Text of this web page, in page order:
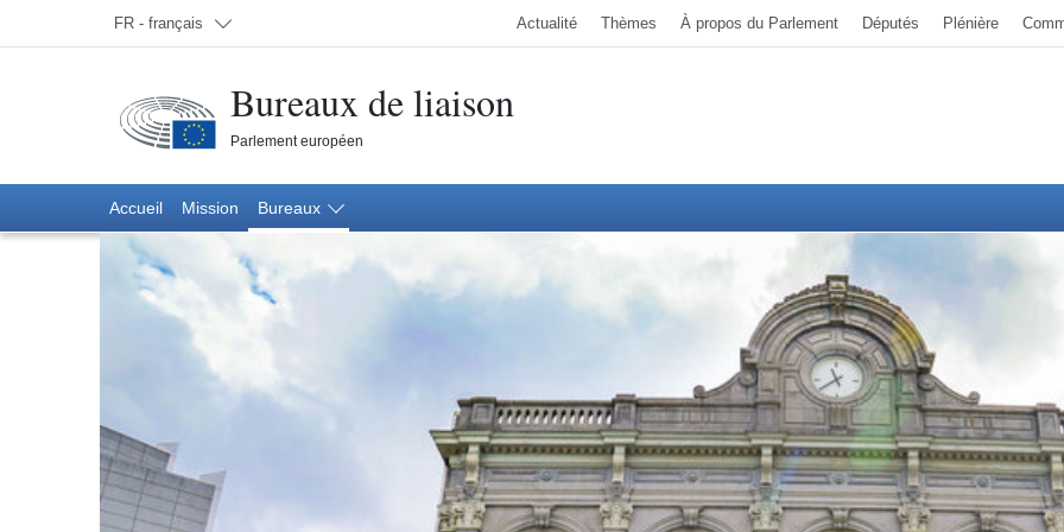
Choisir une langue; Actuellement:
FR - français Actualité Thèmes À propos du Parlement Députés Plénière
Bureaux de liaison
Parlement européen
AccueilAccueil
Mission Mission
Bureaux